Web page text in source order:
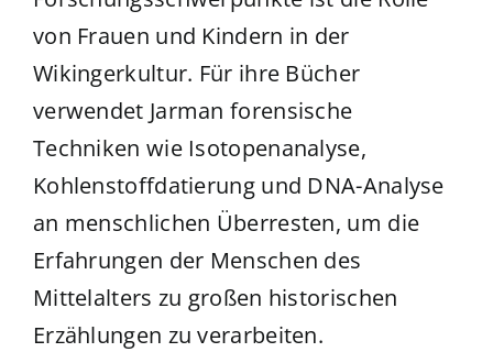
von Frauen und Kindern in der
Wikingerkultur. Für ihre Bücher
verwendet Jarman forensische
Techniken wie Isotopenanalyse,
Kohlenstoffdatierung und DNA-Analyse
an menschlichen Überresten, um die
Erfahrungen der Menschen des
Mittelalters zu großen historischen
Erzählungen zu verarbeiten.